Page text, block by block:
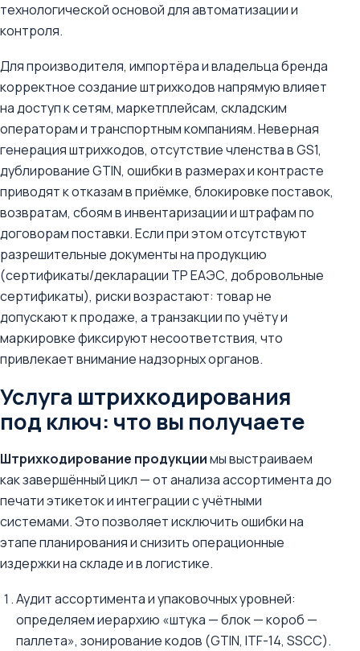
технологической основой для автоматизации и
контроля.
Для производителя, импортёра и владельца бренда
корректное создание штрихкодов напрямую влияет
на доступ к сетям, маркетплейсам, складским
операторам и транспортным компаниям. Неверная
генерация штрихкодов, отсутствие членства в GS1,
дублирование GTIN, ошибки в размерах и контрасте
приводят к отказам в приёмке, блокировке поставок,
возвратам, сбоям в инвентаризации и штрафам по
договорам поставки. Если при этом отсутствуют
разрешительные документы на продукцию
(сертификаты/декларации ТР ЕАЭС, добровольные
сертификаты), риски возрастают: товар не
допускают к продаже, а транзакции по учёту и
маркировке фиксируют несоответствия, что
привлекает внимание надзорных органов.
Услуга штрихкодирования
под ключ: что вы получаете
Штрихкодирование продукциимы выстраиваем
как завершённый цикл — от анализа ассортимента до
печати этикеток и интеграции с учётными
системами. Это позволяет исключить ошибки на
этапе планирования и снизить операционные
издержки на складе и в логистике.
Аудит ассортимента и упаковочных уровней:
определяем иерархию «штука — блок — короб —
паллета», зонирование кодов (GTIN, ITF-14, SSCC).